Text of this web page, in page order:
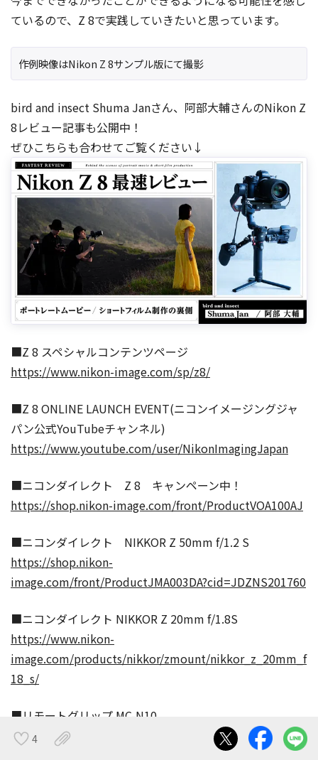
4
ているので、Z 8で実践していきたいと思っています。
作例映像はNikon Z 8サンプル版にて撮影
bird and insect Shuma Janさん、阿部大輔さんのNikon Z
8レビュー記事も公開中！
ぜひこちらも合わせてご覧ください↓
■Z 8 スペシャルコンテンツページ
https://www.nikon-image.com/sp/z8/
■Z 8 ONLINE LAUNCH EVENT(ニコンイメージングジャ
パン公式YouTubeチャンネル)
https://www.youtube.com/user/NikonImagingJapan
■ニコンダイレクト Z 8 キャンペーン中！
https://shop.nikon-image.com/front/ProductVOA100AJ
■ニコンダイレクト NIKKOR Z 50mm f/1.2 S
https://shop.nikon-
image.com/front/ProductJMA003DA?cid=JDZNS201760
■ニコンダイレクト NIKKOR Z 20mm f/1.8S
https://www.nikon-
image.com/products/nikkor/zmount/nikkor_z_20mm_f
18_s/
■リモートグリップ MC-N10
https://shop.nikon-image.com/front/ProductVDR009AA